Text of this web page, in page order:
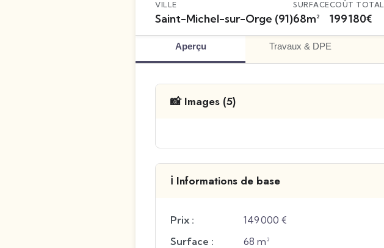
VILLE
Saint-Michel-sur-Orge (91)
SURFACE
68m²
COÛT TOTAL
199 180€
Aperçu Travaux & DPE
📸 Images (5)
ℹ️ Informations de base
Prix :
149 000 €
Surface :
68 m²